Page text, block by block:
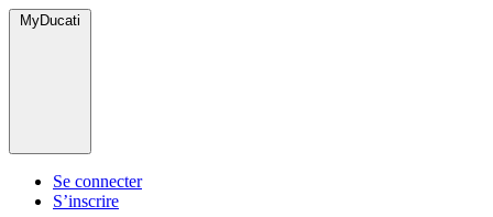
MyDucati
Se connecter
S’inscrire